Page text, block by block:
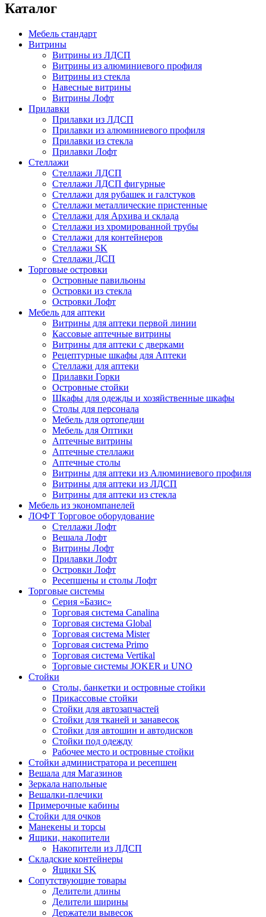
Каталог
Мебель стандарт
Витрины
Витрины из ЛДСП
Витрины из алюминиевого профиля
Витрины из стекла
Навесные витрины
Витрины Лофт
Прилавки
Прилавки из ЛДСП
Прилавки из алюминиевого профиля
Прилавки из стекла
Прилавки Лофт
Стеллажи
Стеллажи ЛДСП
Стеллажи ЛДСП фигурные
Стеллажи для рубашек и галстуков
Стеллажи металлические пристенные
Стеллажи для Архива и склада
Стеллажи из хромированной трубы
Стеллажи для контейнеров
Стеллажи SK
Стеллажи ДСП
Торговые островки
Островные павильоны
Островки из стекла
Островки Лофт
Мебель для аптеки
Витрины для аптеки первой линии
Кассовые аптечные витрины
Витрины для аптеки с дверками
Рецептурные шкафы для Аптеки
Стеллажи для аптеки
Прилавки Горки
Островные стойки
Шкафы для одежды и хозяйственные шкафы
Столы для персонала
Мебель для ортопедии
Мебель для Оптики
Аптечные витрины
Аптечные стеллажи
Аптечные столы
Витрины для аптеки из Алюминиевого профиля
Витрины для аптеки из ЛДСП
Витрины для аптеки из стекла
Мебель из экономпанелей
ЛОФТ Торговое оборудование
Стеллажи Лофт
Вешала Лофт
Витрины Лофт
Прилавки Лофт
Островки Лофт
Ресепшены и столы Лофт
Торговые системы
Серия «Базис»
Торговая система Canalina
Торговая система Global
Торговая система Mister
Торговая система Primo
Торговая система Vertikal
Торговые системы JOKER и UNO
Стойки
Столы, банкетки и островные стойки
Прикассовые стойки
Стойки для автозапчастей
Стойки для тканей и занавесок
Стойки для автошин и автодисков
Стойки под одежду
Рабочее место и островные стойки
Стойки администратора и ресепшен
Вешала для Магазинов
Зеркала напольные
Вешалки-плечики
Примерочные кабины
Стойки для очков
Манекены и торсы
Ящики, накопители
Накопители из ЛДСП
Складские контейнеры
Ящики SK
Сопутствующие товары
Делители длины
Делители ширины
Держатели вывесок